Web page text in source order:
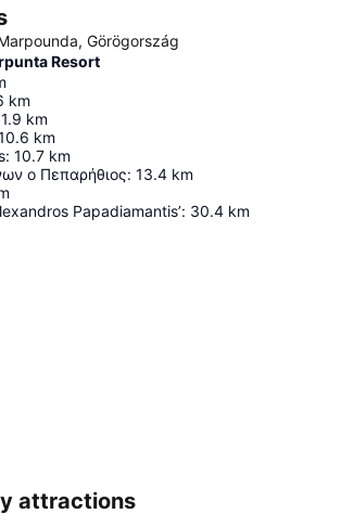
Görögország
Resort
km
1.9 km
km
: 10.7 km
ο Πεπαρήθιος: 13.4 km
Papadiamantis’: 30.4 km
attractions